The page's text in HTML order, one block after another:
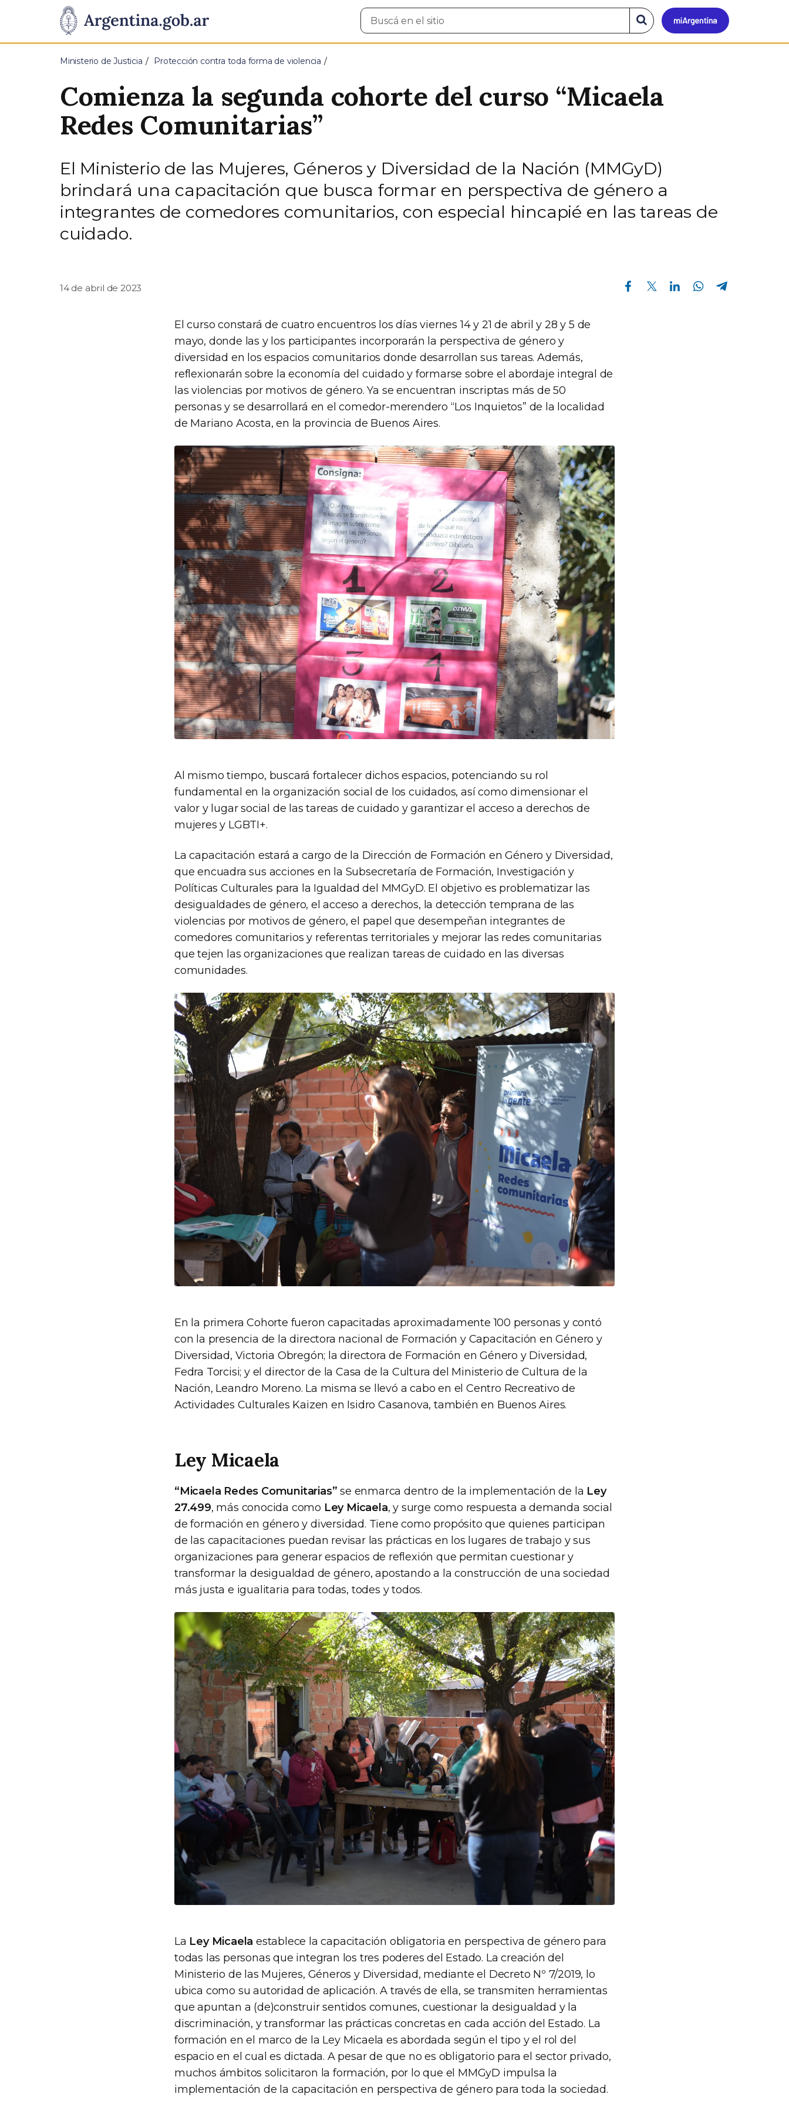
Presidencia
de
Pasar al contenido principal
Mi
Buscar
en
Buscar
en
el
Ministerio de Justicia Protección contra toda forma de violencia
Comienza la segunda cohorte del curso “Micaela
Redes Comunitarias”
El Ministerio de las Mujeres, Géneros y Diversidad de la Nación (MMGyD)
brindará una capacitación que busca formar en perspectiva de género a
integrantes de comedores comunitarios, con especial hincapié en las tareas de
cuidado.
14 de abril de 2023
Compartir en Facebook Compartir en Twitter Compartir en Linkedin Compartir en Whatsapp
El curso constará de cuatro encuentros los días viernes 14 y 21 de abril y 28 y 5 de
mayo, donde las y los participantes incorporarán la perspectiva de género y
diversidad en los espacios comunitarios donde desarrollan sus tareas. Además,
reflexionarán sobre la economía del cuidado y formarse sobre el abordaje integral de
las violencias por motivos de género. Ya se encuentran inscriptas más de 50
personas y se desarrollará en el comedor-merendero “Los Inquietos” de la localidad
de Mariano Acosta, en la provincia de Buenos Aires.
Al mismo tiempo, buscará fortalecer dichos espacios, potenciando su rol
fundamental en la organización social de los cuidados, así como dimensionar el
valor y lugar social de las tareas de cuidado y garantizar el acceso a derechos de
mujeres y LGBTI+.
La capacitación estará a cargo de la Dirección de Formación en Género y Diversidad,
que encuadra sus acciones en la Subsecretaría de Formación, Investigación y
Políticas Culturales para la Igualdad del MMGyD. El objetivo es problematizar las
desigualdades de género, el acceso a derechos, la detección temprana de las
violencias por motivos de género, el papel que desempeñan integrantes de
comedores comunitarios y referentas territoriales y mejorar las redes comunitarias
que tejen las organizaciones que realizan tareas de cuidado en las diversas
comunidades.
En la primera Cohorte fueron capacitadas aproximadamente 100 personas y contó
con la presencia de la directora nacional de Formación y Capacitación en Género y
Diversidad, Victoria Obregón; la directora de Formación en Género y Diversidad,
Fedra Torcisi; y el director de la Casa de la Cultura del Ministerio de Cultura de la
Nación, Leandro Moreno. La misma se llevó a cabo en el Centro Recreativo de
Actividades Culturales Kaizen en Isidro Casanova, también en Buenos Aires.
Ley Micaela
“Micaela Redes Comunitarias” se enmarca dentro de la implementación de la Ley
27.499, más conocida como Ley Micaela, y surge como respuesta a demanda social
de formación en género y diversidad. Tiene como propósito que quienes participan
de las capacitaciones puedan revisar las prácticas en los lugares de trabajo y sus
organizaciones para generar espacios de reflexión que permitan cuestionar y
transformar la desigualdad de género, apostando a la construcción de una sociedad
más justa e igualitaria para todas, todes y todos.
La Ley Micaela establece la capacitación obligatoria en perspectiva de género para
todas las personas que integran los tres poderes del Estado. La creación del
Ministerio de las Mujeres, Géneros y Diversidad, mediante el Decreto Nº 7/2019, lo
ubica como su autoridad de aplicación. A través de ella, se transmiten herramientas
que apuntan a (de)construir sentidos comunes, cuestionar la desigualdad y la
discriminación, y transformar las prácticas concretas en cada acción del Estado. La
formación en el marco de la Ley Micaela es abordada según el tipo y el rol del
espacio en el cual es dictada. A pesar de que no es obligatorio para el sector privado,
muchos ámbitos solicitaron la formación, por lo que el MMGyD impulsa la
implementación de la capacitación en perspectiva de género para toda la sociedad.